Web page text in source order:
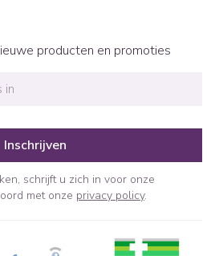
producten en promoties
Inschrijven
schrijft u zich in voor onze
met onze privacy policy.